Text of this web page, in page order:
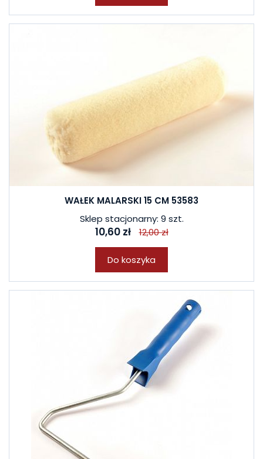
WAŁEK MALARSKI 15 CM 53583
Sklep stacjonarny: 9 szt.
10,60 zł 12,00 zł
Do koszyka